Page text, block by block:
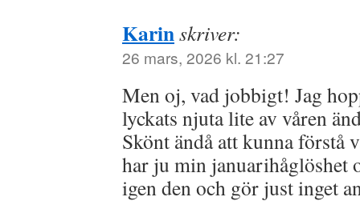
Karinskriver:
26 mars, 2026 kl. 21:27
Men oj, vad jobbigt! Jag
lyckats njuta lite av våren
Skönt ändå att kunna förstå
har ju min januarihåglöshet
igen den och gör just inget